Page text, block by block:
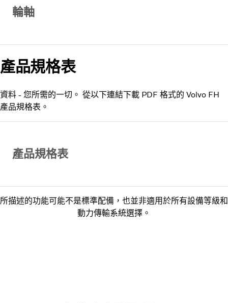
輪軸
產品規格表
資料 - 您所需的一切。 從以下連結下載 PDF 格式的 Volvo FH
產品規格表。
產品規格表
所描述的功能可能不是標準配備，也並非適用於所有設備等級和
動力傳輸系統選擇。